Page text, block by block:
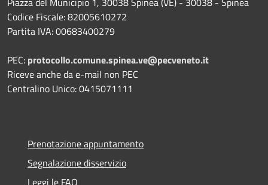
Codice Fiscale: 82005610272
Partita IVA: 00683400279
PEC: protocollo.comune.spinea.ve@pecveneto.it
Riceve anche da e-mail non PEC
Centralino Unico: 0415071111
Prenotazione appuntamento
Segnalazione disservizio
Leggi le FAQ